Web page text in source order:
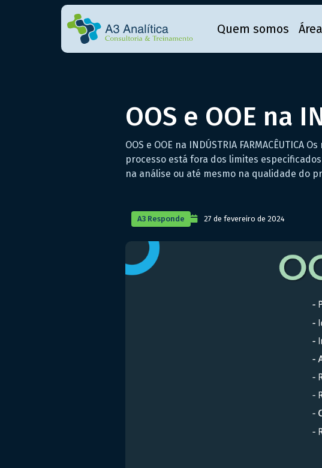
Quem somos
OOS e OOE na
OOS e OOE na INDÚSTRIA
processo está fora dos limites
na análise ou até mesmo na qualidade do
A3 Responde 27 de fevereiro de 2024